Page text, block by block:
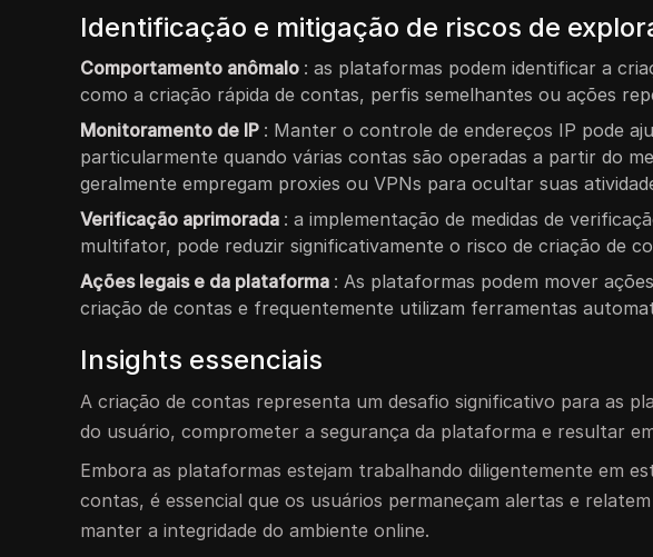
Identificação e mitigação de riscos de
Comportamento anômalo : as plataformas podem identificar a
como a criação rápida de contas, perfis semelhantes ou ações
Monitoramento de IP : Manter o controle de endereços IP pode
particularmente quando várias contas são operadas a partir do
geralmente empregam proxies ou VPNs para ocultar suas
Verificação aprimorada : a implementação de medidas de
multifator, pode reduzir significativamente o risco de criação de
Ações legais e da plataforma : As plataformas podem mover
criação de contas e frequentemente utilizam ferramentas
Insights essenciais
A criação de contas representa um desafio significativo para as
do usuário, comprometer a segurança da plataforma e resultar
Embora as plataformas estejam trabalhando diligentemente em
contas, é essencial que os usuários permaneçam alertas e
manter a integridade do ambiente online.